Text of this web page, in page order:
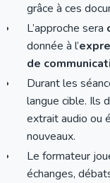
grâce à ces
L’approche sera
donnée à l’
de
Durant les
langue cible. Ils
extrait audio ou
nouveaux.
Le formateur
échanges,